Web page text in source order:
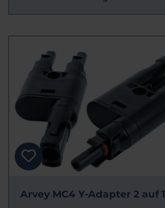
Arvey MC4 Y-Adapter 2 auf 1